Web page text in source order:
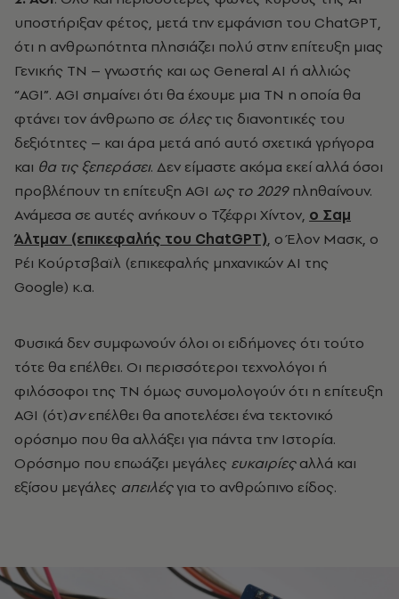
υποστήριξαν φέτος, μετά την εμφάνιση του ChatGPT,
ότι η ανθρωπότητα πλησιάζει πολύ στην επίτευξη μιας
Γενικής ΤΝ – γνωστής και ως General AI ή αλλιώς
“AGI”. AGI σημαίνει ότι θα έχουμε μια ΤΝ η οποία θα
φτάνει τον άνθρωπο σε όλεςτις διανοητικές του
δεξιότητες – και άρα μετά από αυτό σχετικά γρήγορα
και θα τις ξεπεράσει. Δεν είμαστε ακόμα εκεί αλλά όσοι
προβλέπουν τη επίτευξη AGI ως το 2029πληθαίνουν.
Ανάμεσα σε αυτές ανήκουν ο Τζέφρι Χίντον, ο Σαμ
Άλτμαν (επικεφαλής του ChatGPT), ο Έλον Μασκ, ο
Ρέι Κούρτσβαϊλ (επικεφαλής μηχανικών ΑΙ της
Google) κ.α.
Φυσικά δεν συμφωνούν όλοι οι ειδήμονες ότι τούτο
τότε θα επέλθει. Οι περισσότεροι τεχνολόγοι ή
φιλόσοφοι της ΤΝ όμως συνομολογούν ότι η επίτευξη
AGI (ότ)ανεπέλθει θα αποτελέσει ένα τεκτονικό
ορόσημο που θα αλλάξει για πάντα την Ιστορία.
Ορόσημο που επωάζει μεγάλες ευκαιρίεςαλλά και
εξίσου μεγάλες απειλέςγια το ανθρώπινο είδος.